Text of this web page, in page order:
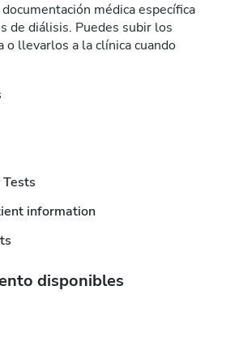
médica específica
de diálisis. Puedes subir los
o llevarlos a la clínica cuando
information
disponibles